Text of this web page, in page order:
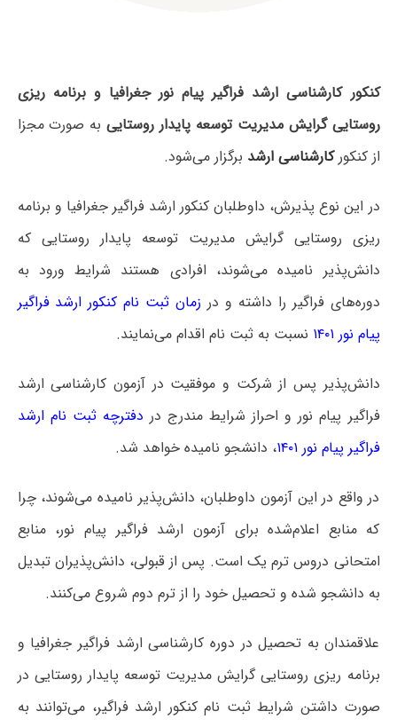
کنکور کارشناسی ارشد فراگیر پیام نور جغرافیا و برنامه ریزی
روستایی گرایش مدیریت توسعه پایدار روستاییبه صورت مجزا
از کنکورکارشناسی ارشد برگزار می‌شود.
در این نوع پذیرش، داوطلبان کنکور ارشد فراگیر جغرافیا و برنامه
ریزی روستایی گرایش مدیریت توسعه پایدار روستایی که
دانش‌پذیر نامیده می‌شوند، افرادی هستند شرایط ورود به
دوره‌های فراگیر را داشته و در زمان ثبت نام کنکور ارشد فراگیر
پیام نور ۱۴۰۱
نسبت به ثبت نام اقدام می‌نمایند.
دانش‌پذیر پس از شرکت و موفقیت در آزمون کارشناسی ارشد
فراگیر پیام نور و احراز شرایط مندرج در دفترچه ثبت نام ارشد
فراگیر پیام نور ۱۴۰۱
، دانشجو نامیده خواهد شد.
در واقع در این آزمون داوطلبان، دانش‌پذیر نامیده می‌شوند، چرا
که منابع اعلام‌شده برای آزمون ارشد فراگیر پیام نور، منابع
امتحانی دروس ترم یک است. پس از قبولی، دانش‌پذیران تبدیل
به دانشجو شده و تحصیل خود را از ترم دوم شروع می‌کنند.
علاقمندان به تحصیل در دوره کارشناسی ارشد فراگیر جغرافیا و
برنامه ریزی روستایی گرایش مدیریت توسعه پایدار روستایی در
صورت داشتن شرایط ثبت نام کنکور ارشد فراگیر، می‌توانند به